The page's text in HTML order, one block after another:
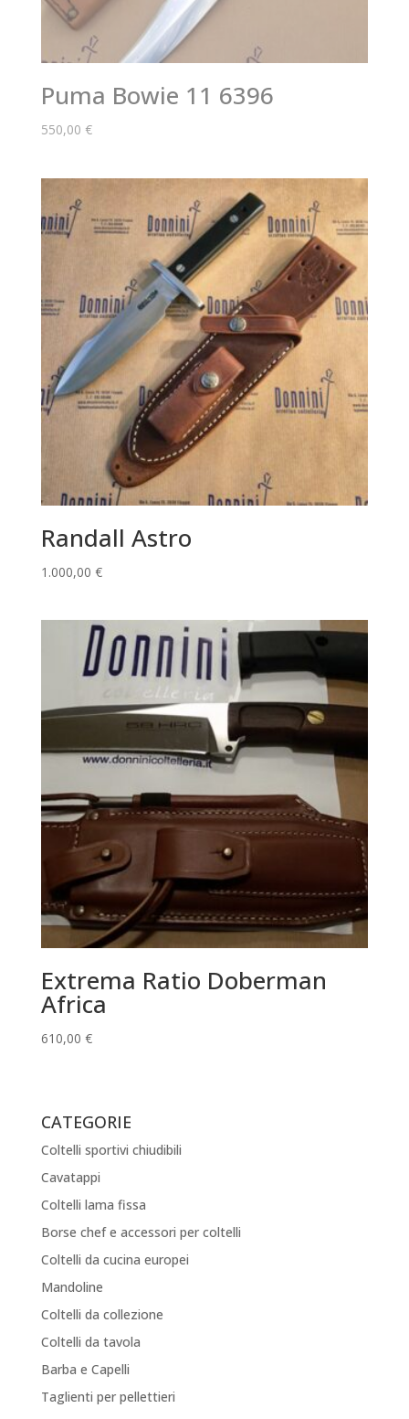
Puma Bowie 11 6396
550,00 €
Randall Astro
1.000,00 €
Extrema Ratio Doberman
Africa
610,00 €
CATEGORIE
Coltelli sportivi chiudibili
Cavatappi
Coltelli lama fissa
Borse chef e accessori per coltelli
Coltelli da cucina europei
Mandoline
Coltelli da collezione
Coltelli da tavola
Barba e Capelli
Taglienti per pellettieri